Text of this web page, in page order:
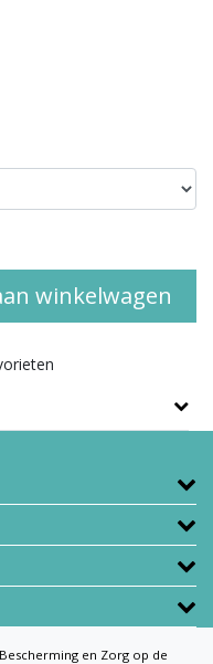
winkelwagen
en Zorg op de